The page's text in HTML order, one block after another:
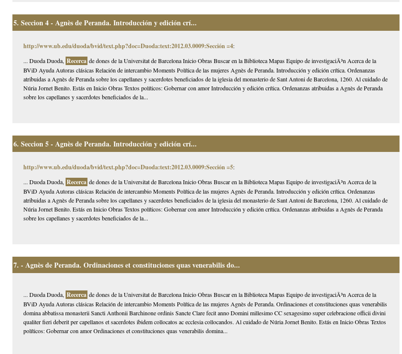
5. Seccion 4 - Agnès de Peranda. Introducción y edición crí...
http://www.ub.edu/duoda/bvid/text.php?doc=Duoda:text:2012.03.0009:Sección =4:
... Duoda Duoda, Recerca de dones de la Universitat de Barcelona Inicio Obras Buscar en la Biblioteca Mapas Equipo de investigaciÃ³n Acerca de la
BViD Ayuda Autoras clásicas Relación de intercambio Moments Política de las mujeres Agnès de Peranda. Introducción y edición crítica. Ordenanzas
atribuidas a Agnès de Peranda sobre los capellanes y sacerdotes beneficiados de la iglesia del monasterio de Sant Antoni de Barcelona, 1260. Al cuidado de
Núria Jornet Benito. Estás en Inicio Obras Textos políticos: Gobernar con amor Introducción y edición crítica. Ordenanzas atribuidas a Agnès de Peranda
sobre los capellanes y sacerdotes beneficiados de la...
6. Seccion 5 - Agnès de Peranda. Introducción y edición crí...
http://www.ub.edu/duoda/bvid/text.php?doc=Duoda:text:2012.03.0009:Sección =5:
... Duoda Duoda, Recerca de dones de la Universitat de Barcelona Inicio Obras Buscar en la Biblioteca Mapas Equipo de investigaciÃ³n Acerca de la
BViD Ayuda Autoras clásicas Relación de intercambio Moments Política de las mujeres Agnès de Peranda. Introducción y edición crítica. Ordenanzas
atribuidas a Agnès de Peranda sobre los capellanes y sacerdotes beneficiados de la iglesia del monasterio de Sant Antoni de Barcelona, 1260. Al cuidado de
Núria Jornet Benito. Estás en Inicio Obras Textos políticos: Gobernar con amor Introducción y edición crítica. Ordenanzas atribuidas a Agnès de Peranda
sobre los capellanes y sacerdotes beneficiados de la...
7. - Agnès de Peranda. Ordinaciones et constituciones quas venerabilis do...
... Duoda Duoda, Recerca de dones de la Universitat de Barcelona Inicio Obras Buscar en la Biblioteca Mapas Equipo de investigaciÃ³n Acerca de la
BViD Ayuda Autoras clásicas Relación de intercambio Moments Política de las mujeres Agnès de Peranda. Ordinaciones et constituciones quas venerabilis
domina abbatissa monasterii Sancti Anthonii Barchinone ordinis Sancte Clare fecit anno Domini millesimo CC sexagesimo super celebracione officii divini
qualiter fieri deberit per capellanos et sacerdotes ibidem collocatos ac ecclesia collocandos. Al cuidado de Núria Jornet Benito. Estás en Inicio Obras Textos
políticos: Gobernar con amor Ordinaciones et constituciones quas venerabilis domina...